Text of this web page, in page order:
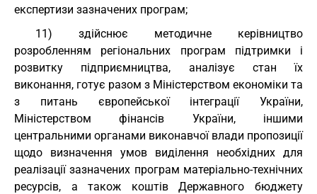
експертизи зазначених програм;
11) здійснює методичне керівництво
розробленням регіональних програм підтримки і
розвитку підприємництва, аналізує стан їх
виконання, готує разом з Міністерством економіки та
з питань європейської інтеграції України,
Міністерством фінансів України, іншими
центральними органами виконавчої влади пропозиції
щодо визначення умов виділення необхідних для
реалізації зазначених програм матеріально-технічних
ресурсів, а також коштів Державного бюджету